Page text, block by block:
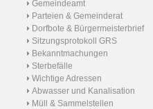
Gemeindeamt
Parteien & Gemeinderat
Dorfbote & Bürgermeisterbrief
Sitzungsprotokoll GRS
Bekanntmachungen
Sterbefälle
Wichtige Adressen
Abwasser und Kanalisation
Müll & Sammelstellen